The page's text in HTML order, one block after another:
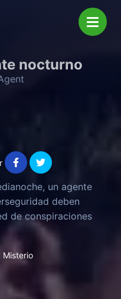
nocturno
un agente
deben
de conspiraciones
Misterio